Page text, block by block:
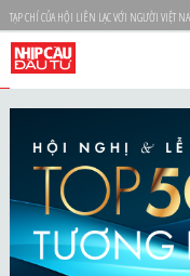
TẠP CHÍ CỦA HỘI LIÊN LẠC VỚI NGƯỜI VIỆT